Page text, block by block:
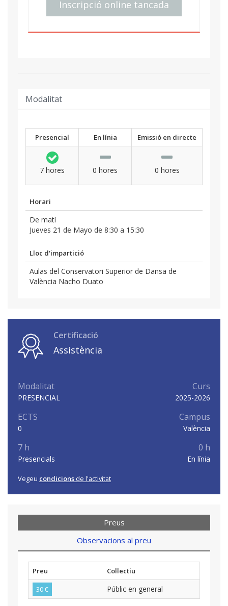
Inscripció online tancada
Modalitat
Presencial En línia Emissió en directe
7 hores 0 hores 0 hores
Horari
De matí
Jueves 21 de Mayo de 8:30 a 15:30
Lloc d'impartició
Aulas del Conservatori Superior de Dansa de
València Nacho Duato
Certificació
Assistència
Modalitat
PRESENCIAL
Curs
2025-2026
ECTS
0
Campus
València
7 h
Presencials
0 h
En línia
Vegeu condicions de l'activitat
Preus
Observacions al preu
Preu
Col·lectiu
30 €
Públic en general